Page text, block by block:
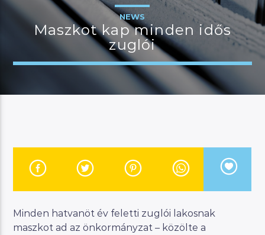
JELENLEGI MŰSOR
MANNA DÉLELŐTT
Manna FM
NEWS
Maszkot kap minden idős
zuglói
Minden hatvanöt év feletti zuglói lakosnak
maszkot ad az önkormányzat – közölte a